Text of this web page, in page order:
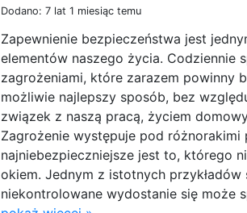
Dodano: 7 lat 1 miesiąc temu
Zapewnienie bezpieczeństwa jest
elementów naszego życia. Codziennie
zagrożeniami, które zarazem powinny
możliwie najlepszy sposób, bez
związek z naszą pracą, życiem
Zagrożenie występuje pod różnorakimi
najniebezpieczniejsze jest to, którego
okiem. Jednym z istotnych przykładów
niekontrolowane wydostanie się może